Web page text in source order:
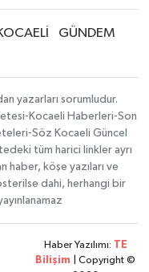
GÜNDEM
yazarları sorumludur.
Kocaeli Haberleri-Son
Söz Kocaeli Güncel
tüm harici linkler ayrı
haber, köşe yazıları ve
dahi, herhangi bir
Haber Yazılımı:
TE
Bilişim | Copyright ©